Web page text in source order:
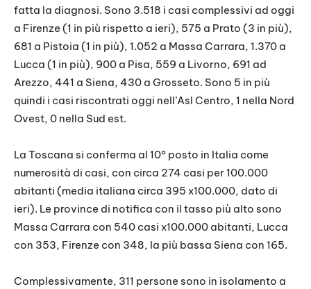
fatta la diagnosi. Sono 3.518 i casi complessivi ad oggi
a Firenze (1 in più rispetto a ieri), 575 a Prato (3 in più),
681 a Pistoia (1 in più), 1.052 a Massa Carrara, 1.370 a
Lucca (1 in più), 900 a Pisa, 559 a Livorno, 691 ad
Arezzo, 441 a Siena, 430 a Grosseto. Sono 5 in più
quindi i casi riscontrati oggi nell’Asl Centro, 1 nella Nord
Ovest, 0 nella Sud est.
La Toscana si conferma al 10° posto in Italia come
numerosità di casi, con circa 274 casi per 100.000
abitanti (media italiana circa 395 x100.000, dato di
ieri). Le province di notifica con il tasso più alto sono
Massa Carrara con 540 casi x100.000 abitanti, Lucca
con 353, Firenze con 348, la più bassa Siena con 165.
Complessivamente, 311 persone sono in isolamento a